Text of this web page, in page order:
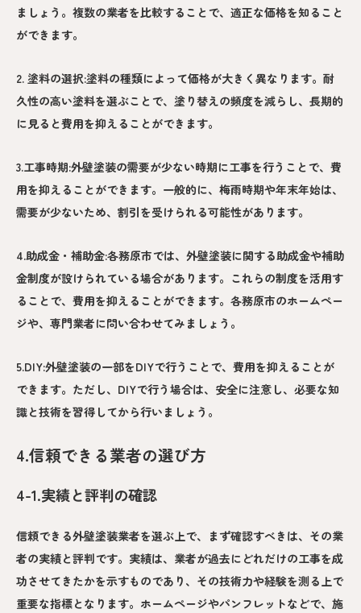
ましょう。複数の業者を比較することで、適正な価格を知ること
ができます。
2. 塗料の選択:塗料の種類によって価格が大きく異なります。耐
久性の高い塗料を選ぶことで、塗り替えの頻度を減らし、長期的
に見ると費用を抑えることができます。
3.工事時期:外壁塗装の需要が少ない時期に工事を行うことで、費
用を抑えることができます。一般的に、梅雨時期や年末年始は、
需要が少ないため、割引を受けられる可能性があります。
4.助成金・補助金:各務原市では、外壁塗装に関する助成金や補助
金制度が設けられている場合があります。これらの制度を活用す
ることで、費用を抑えることができます。各務原市のホームペー
ジや、専門業者に問い合わせてみましょう。
5.DIY:外壁塗装の一部をDIYで行うことで、費用を抑えることが
できます。ただし、DIYで行う場合は、安全に注意し、必要な知
識と技術を習得してから行いましょう。
4.信頼できる業者の選び方
4-1.実績と評判の確認
信頼できる外壁塗装業者を選ぶ上で、まず確認すべきは、その業
者の実績と評判です。実績は、業者が過去にどれだけの工事を成
功させてきたかを示すものであり、その技術力や経験を測る上で
重要な指標となります。ホームページやパンフレットなどで、施